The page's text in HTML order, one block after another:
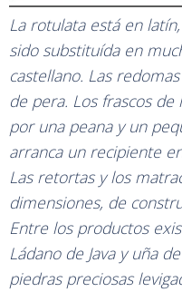
La rotulata está en
sido substituída en
castellano. Las
de pera. Los frascos
por una peana y un
arranca un recipiente
Las retortas y los
dimensiones, de
Entre los productos
Ládano de Java y uña
piedras preciosas